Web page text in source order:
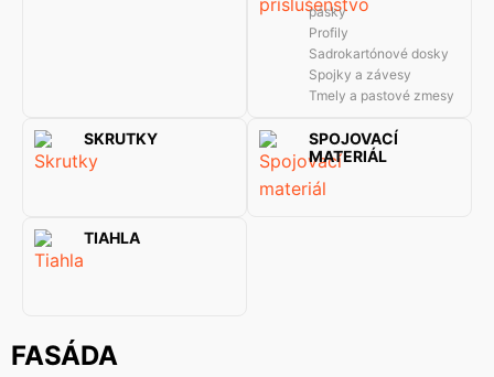
pásky
Profily
Sadrokartónové dosky
Spojky a závesy
Tmely a pastové zmesy
SKRUTKY
SPOJOVACÍ
MATERIÁL
TIAHLA
FASÁDA